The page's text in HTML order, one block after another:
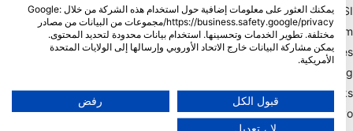
SSI
LiveAboard.com
Mares
Aqualung
Apeks
rEvo
يمكنك العثور على معلومات إضافية حول استخدام هذه الشركة من خلال Google:
https://business.safety.google/privacy/مجموعات من البيانات من مصادر
مختلفة. تطوير الخدمات وتحسينها. استخدام بيانات محدودة لتحديد المحتوى.
يمكن مشاركة البيانات خارج الاتحاد الأوروبي وإرسالها إلى الولايات المتحدة
الأمريكية.
عرض قائمة الشركاء (1 موردي IAB)
نحن نستخدم بياناتك للأغراض التالية:
قبول الكل رفض
لا ، تعديل